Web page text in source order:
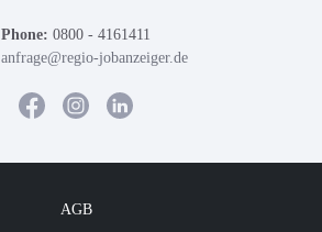
Phone: 0800 - 4161411
anfrage@regio-jobanzeiger.de
AGB